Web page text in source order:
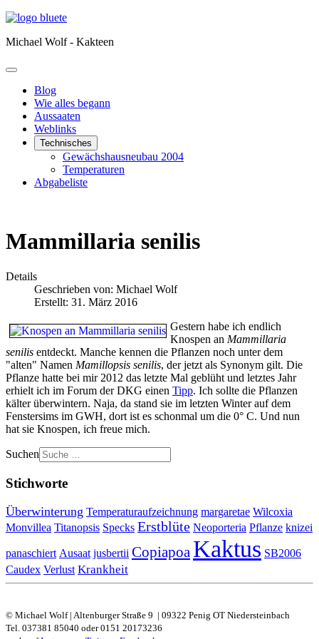
Michael Wolf - Kakteen
Blog
Wie alles begann
Aussaaten
Weblinks
Technisches
Gewächshausneubau 2004
Temperaturen
Abgabeliste
Mammillaria senilis
Details
Geschrieben von: Michael Wolf
Erstellt: 31. März 2016
Gestern habe ich endlich
Knospen an Mammillaria
senilis entdeckt. Manche kennen die Pflanzen noch unter dem
"alten" Namen Mamillopsis senilis, der jetzt als Synonym gilt. Die
Pflanze hatte bei mir 2012 das letzte Mal geblüht und letztes Jahr
erhielt ich im Forum der DKG einen Tipp. Ich sollte die Pflanzen
kälter überwintern. Naja, da stand sie im letzten Winter auf dem
Fenstersims im GWH, dort ist es schonmal um die 0° C. Und nun
hat sie Knospen, ich freue mich.
Suchen
Stichworte
Überwinterung Temperaturaufzeichnung margaretae Wilcoxia
Monvillea Titanopsis Specks Erstblüte Neoporteria Pflanze knizei
panaschiert Ausaat jusbertii Copiapoa Kaktus SB2006
Caudex Verlust Krankheit
© Michael Wolf | Altenburger Straße 9 | 09322 Penig OT Niedersteinbach
Tel. 037381 85040 oder 0151 20173236